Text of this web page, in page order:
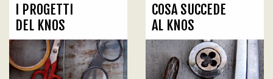
I PROGETTI
DEL KNOS
COSA SUCCEDE
AL KNOS